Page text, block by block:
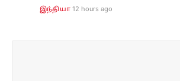
இந்தியா 12 hours ago